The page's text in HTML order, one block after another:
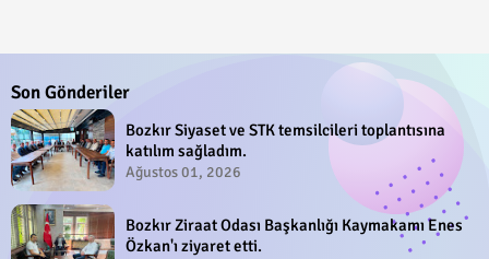
Son Gönderiler
Bozkır Siyaset ve STK temsilcileri toplantısına
katılım sağladım.
Ağustos 01, 2026
Bozkır Ziraat Odası Başkanlığı Kaymakamı Enes
Özkan'ı ziyaret etti.